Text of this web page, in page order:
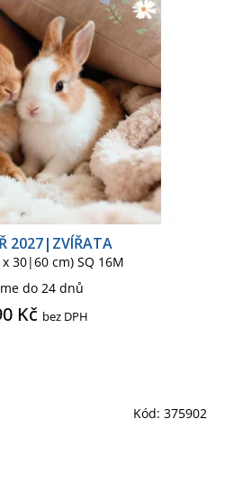
2027|ZVÍŘATA
x 30|60 cm) SQ 16M
do 24 dnů
Kč bez DPH
Kód: 375902